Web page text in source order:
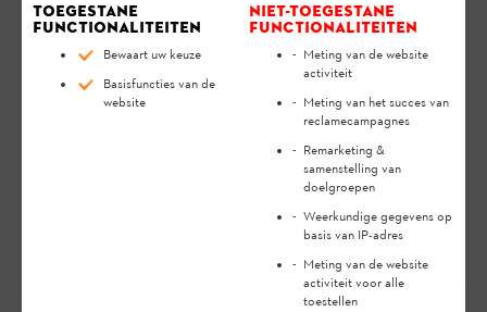
Druk de toets op uw STIHL AR L accu in.
Het USB-apparaat wordt opgeladen.
De USB-poort stelt een maximale laadstroom van
1,5 ampère beschikbaar. Indien jouw smartphone of
tablet een hogere laadstroom nodig heeft, kan dit
niet worden opgeladen via de USB-poort.
Toegestane
functionaliteiten
Bewaart uw keuze
Basisfuncties van de
website
Niet-toegestane
functionaliteiten
Meting van de website
activiteit
Meting van het succes van
reclamecampagnes
Remarketing &
samenstelling van
doelgroepen
Weerkundige gegevens op
basis van IP-adres
Meting van de website
activiteit voor alle
toestellen